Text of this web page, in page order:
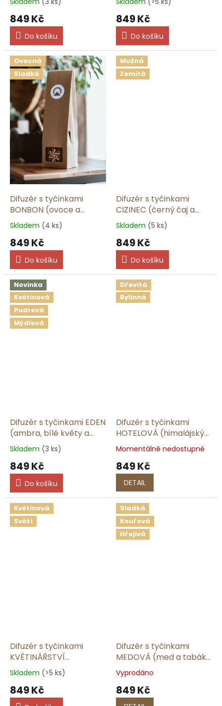
849 Kč
Do košíku
849 Kč
Do košíku
Ovocná
Sladká
Difuzér s tyčinkami
BONBON (ovoce a
krém) | 165 ml
Skladem (4 ks)
849 Kč
Do košíku
Mužná
Zemitá
Difuzér s tyčinkami
CIZINEC (černý čaj a
pepř) | 165 ml
Skladem (5 ks)
849 Kč
Do košíku
Novinka
Květinová
Pudrová
Mýdlová
Difuzér s tyčinkami EDEN
(ambra, bílé květy a
jablko) | 165 ml
Skladem (3 ks)
849 Kč
Do košíku
Dřevitá
Bylinná
Difuzér s tyčinkami
HOTELOVÁ (himalájský
cedr a jasmín) | 165 ml
Momentálně nedostupné
849 Kč
DETAIL
Květinová
Svěží
Difuzér s tyčinkami
KVĚTINÁŘSTVÍ
(magnólie a hruška) |
165 ml
Skladem (>5 ks)
849 Kč
Sladká
Kouřová
Hřejivá
Difuzér s tyčinkami
MEDOVÁ (med a tabák)
| 165 ml
Vyprodáno
849 Kč